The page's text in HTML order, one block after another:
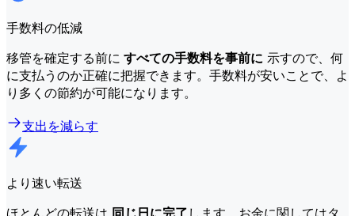
手数料の低減
移管を確定する前に すべての手数料を事前に 示すので、何
に支払うのか正確に把握できます。手数料が安いことで、よ
り多くの節約が可能になります。
支出を減らす
より速い転送
ほとんどの転送は 同じ日に完了 します。お金に関してはタ